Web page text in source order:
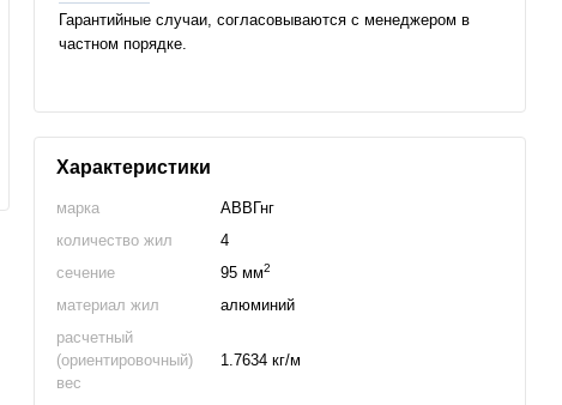
Гарантийные случаи, согласовываются с менеджером в
частном порядке.
Характеристики
марка
АВВГнг
количество жил
4
сечение
95 мм2
материал жил
алюминий
расчетный
(ориентировочный)
вес
1.7634 кг/м